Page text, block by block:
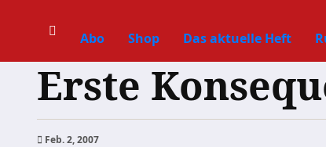
Abo Shop Das aktuelle Heft
Erste
Feb. 2, 2007